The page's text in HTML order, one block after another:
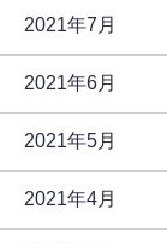
2021年7月
2021年6月
2021年5月
2021年4月